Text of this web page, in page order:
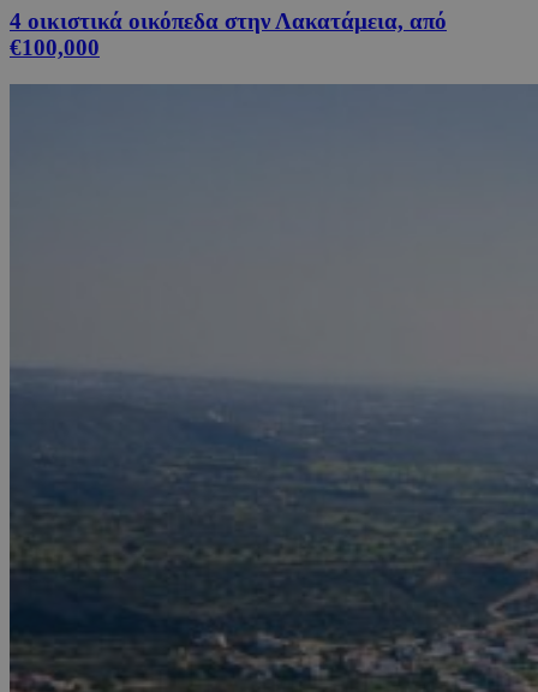
4 οικιστικά οικόπεδα στην Λακατάμεια, από
€100,000